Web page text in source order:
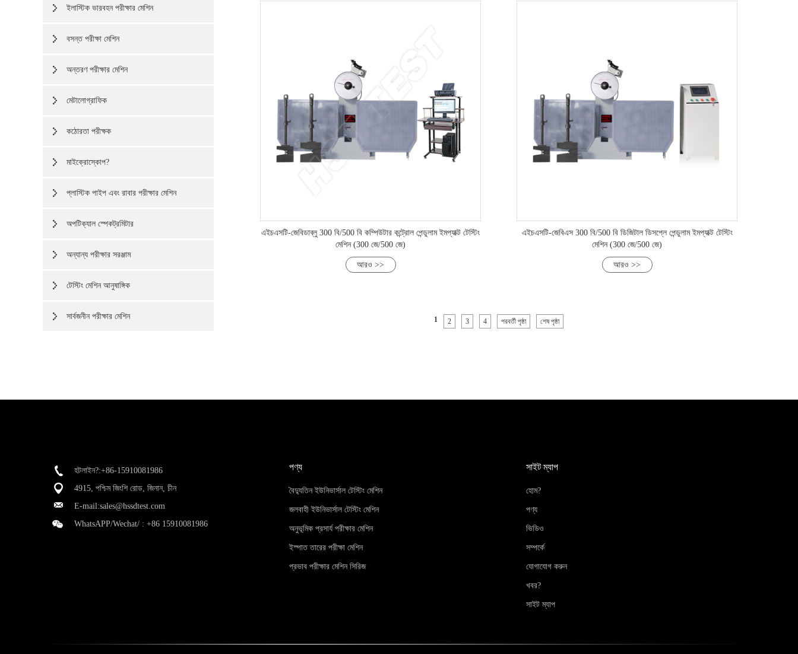
ইলাস্টিক ভারবহন পরীক্ষার মেশিন
বসন্ত পরীক্ষা মেশিন
অন্তরণ পরীক্ষার মেশিন
মেটালোগ্রাফিক
কঠোরতা পরীক্ষক
মাইক্রোস্কোপ?
প্লাস্টিক পাইপ এবং রাবার পরীক্ষার মেশিন
অপটিক্যাল স্পেকট্রমিটার
অন্যান্য পরীক্ষার সরঞ্জাম
টেস্টিং মেশিন আনুষাঙ্গিক
সার্বজনীন পরীক্ষার মেশিন
এইচএসটি-জেবিডাব্লু 300 বি/500 বি কম্পিউটার কন্ট্রোল পেন্ডুলাম ইমপ্যাক্ট টেস্টিং
মেশিন (300 জে/500 জে)
আরও >>
এইচএসটি-জেবিএস 300 বি/500 বি ডিজিটাল ডিসপ্লে পেন্ডুলাম ইমপ্যাক্ট টেস্টিং
মেশিন (300 জে/500 জে)
আরও >>
1 2 3 4 পরবর্তী পৃষ্ঠা শেষ পৃষ্ঠা
হটলাইন?:+86-15910081986
4915, পশ্চিম জিংশি রোড, জিনান, চীন
E-mail:sales@hssdtest.com
WhatsAPP/Wechat/ : +86 15910081986
পণ্য
বৈদ্যুতিন ইউনিভার্সাল টেস্টিং মেশিন
জলবাহী ইউনিভার্সাল টেস্টিং মেশিন
অনুভূমিক প্রসার্য পরীক্ষার মেশিন
ইস্পাত তারের পরীক্ষা মেশিন
প্রভাব পরীক্ষার মেশিন সিরিজ
সাইট ম্যাপ
হোম?
পণ্য
ভিডিও
সম্পর্কে
যোগাযোগ করুন
খবর?
সাইট ম্যাপ